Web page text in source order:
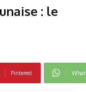
: le
Pinterest